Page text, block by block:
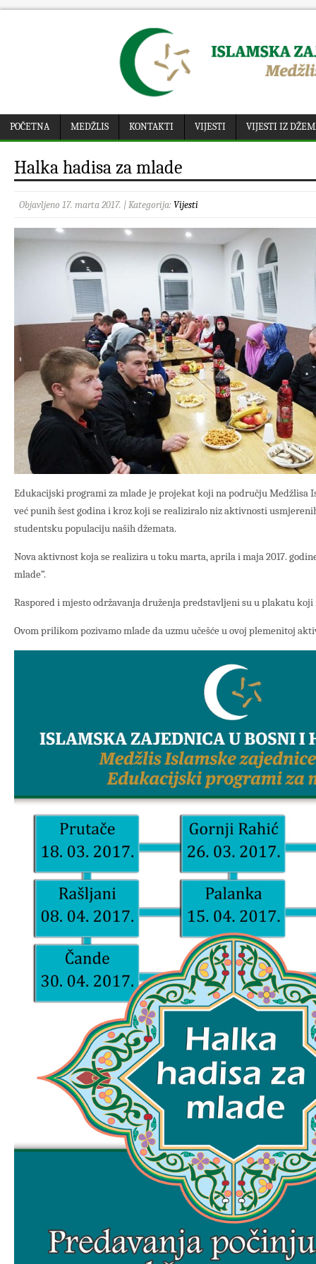
POČETNA MEDŽLIS KONTAKTI VIJESTI VIJESTI IZ
Halka hadisa za mlade
Objavljeno 17. marta 2017. | Kategorija: Vijesti
Edukacijski programi za mlade je projekat koji na području Medžlisa
već punih šest godina i kroz koji se realiziralo niz aktivnosti
studentsku populaciju naših džemata.
Nova aktivnost koja se realizira u toku marta, aprila i maja 2017.
mlade”.
Raspored i mjesto održavanja druženja predstavljeni su u plakatu koji
Ovom prilikom pozivamo mlade da uzmu učešće u ovoj plemenitoj